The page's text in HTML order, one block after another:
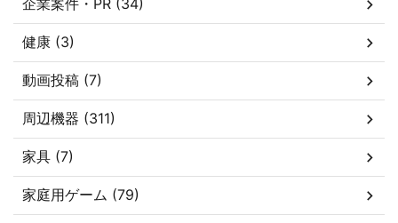
企業案件・PR (34)
健康 (3)
動画投稿 (7)
周辺機器 (311)
家具 (7)
家庭用ゲーム (79)